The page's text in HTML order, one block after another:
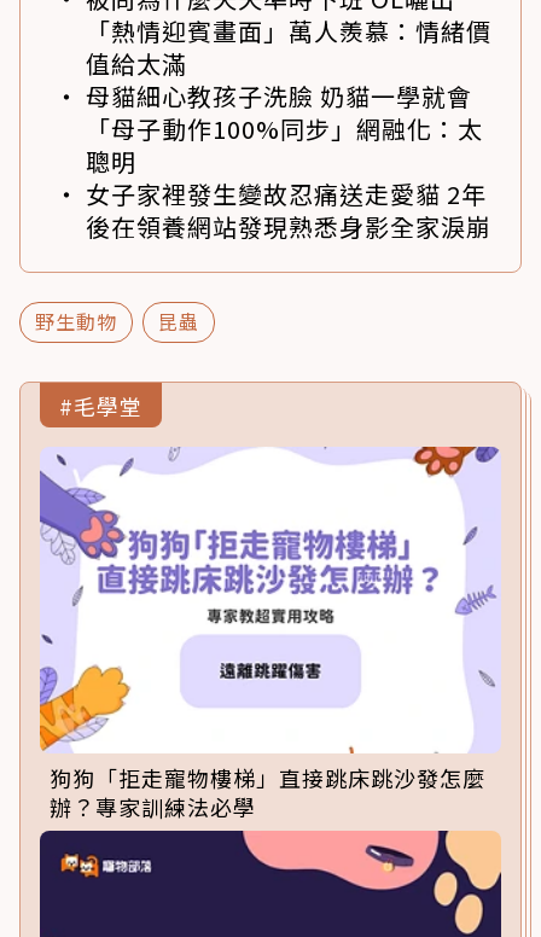
「熱情迎賓畫面」萬人羨慕：情緒價
值給太滿
母貓細心教孩子洗臉 奶貓一學就會
「母子動作100%同步」網融化：太
聰明
女子家裡發生變故忍痛送走愛貓 2年
後在領養網站發現熟悉身影全家淚崩
野生動物 昆蟲
#毛學堂
狗狗「拒走寵物樓梯」直接跳床跳沙發怎麼
辦？專家訓練法必學